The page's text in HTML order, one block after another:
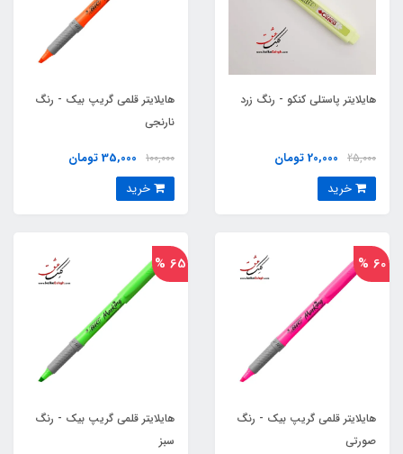
هایلایتر پاستلی کنکو - رنگ زرد
25,000 20,000 تومان
هایلایتر قلمی گریپ بیک - رنگ
نارنجی
100,000 35,000 تومان
60 %
هایلایتر قلمی گریپ بیک - رنگ
صورتی
65 %
هایلایتر قلمی گریپ بیک - رنگ
سبز